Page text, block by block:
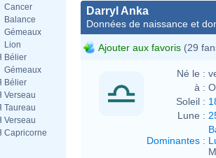
Cancer
Balance
Gémeaux
Lion
Bélier
Gémeaux
Bélier
Verseau
Taureau
Verseau
Capricorne
Darryl Anka
Données de naissance et
Ajouter aux favoris (29
Né le :
à :
Soleil :
Lune :
Dominantes :